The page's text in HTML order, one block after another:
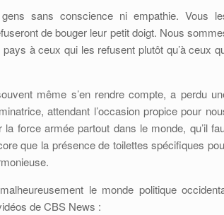
sans conscience ni empathie. Vous
de bouger leur petit doigt. Nous
à ceux qui les refusent plutôt qu’à ceux
même s’en rendre compte, a perdu
attendant l’occasion propice pour
force armée partout dans le monde, qu’il
que la présence de toilettes spécifiques
le monde politique
de CBS News :